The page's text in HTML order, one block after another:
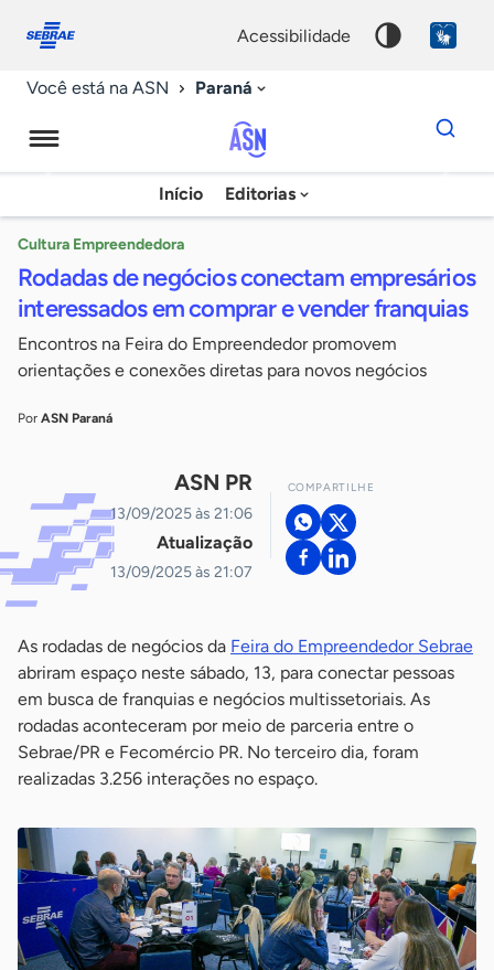
conosco
acessibilidade
Você está na ASN Paraná
Agência
Sebrae
Notícias
Início Editorias
Dados
para
chave
Cultura Empreendedora
Rodadas de negócios conectam empresários
interessados em comprar e vender franquias
Encontros na Feira do Empreendedor promovem
orientações e conexões diretas para novos negócios
Por ASN Paraná
ASN PR
13/09/2025 às 21:06
Atualização
13/09/2025 às 21:07
COMPARTILHE
As rodadas de negócios da Feira do Empreendedor Sebrae
abriram espaço neste sábado, 13, para conectar pessoas
em busca de franquias e negócios multissetoriais. As
rodadas aconteceram por meio de parceria entre o
Sebrae/PR e Fecomércio PR. No terceiro dia, foram
realizadas 3.256 interações no espaço.